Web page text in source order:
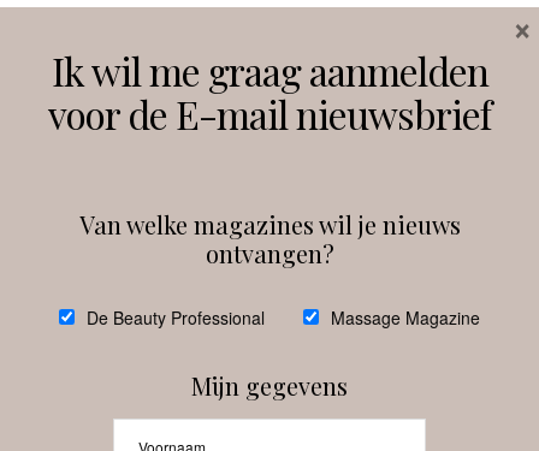
Instagram Facebook
debeautyprofessional
Ik wil me graag aanmelden
voor de E-mail nieuwsbrief
Van welke magazines wil je nieuws
ontvangen?
De Beauty Professional Massage Magazine
Mijn gegevens
×